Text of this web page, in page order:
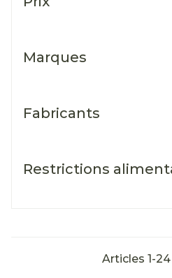
Marques
Fabricants
Restrictions
Articles 1-24